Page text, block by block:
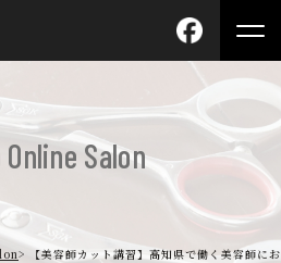
Salon
【美容師カット講習】高知県で働く美容師にお